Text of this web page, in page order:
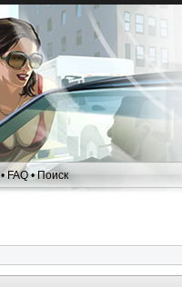
•FAQ•Поиск